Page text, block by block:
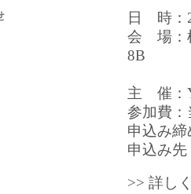
日 時：
会 場：
8B
主 催：
参加費：
申込み締
申込み先
>> 詳し